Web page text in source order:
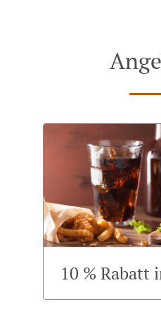
10 % Rabatt